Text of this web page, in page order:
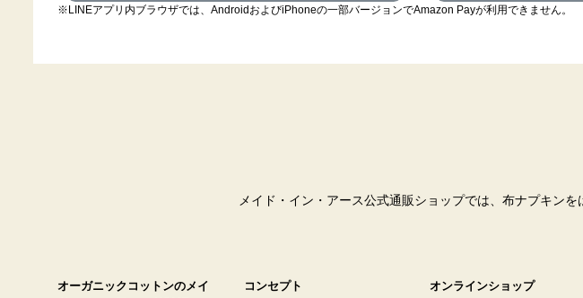
LINEアプリ内ブラウザでは、AndroidおよびiPhoneの一部バージョンでAmazon Payが利用できません。
メイド・イン・アース公式通販ショップでは、布ナプキン
オーガニックコットンのメイ
コンセプト オンラインショップ